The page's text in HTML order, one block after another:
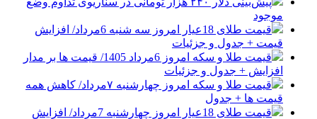
موجود
قیمت طلای 18عیار امروز سه شنبه 6مرداد/ افزایش
قیمت + جدول و جزئیات
قیمت طلا و سکه امروز 6مرداد 1405/ قیمت ها بر مدار
افزایش + جدول و جزئیات
قیمت طلا و سکه امروز چهارشنبه ۷مرداد/ کاهش همه
قیمت ها + جدول
قیمت طلای 18عیار امروز چهارشنبه 7مرداد/ افزایش